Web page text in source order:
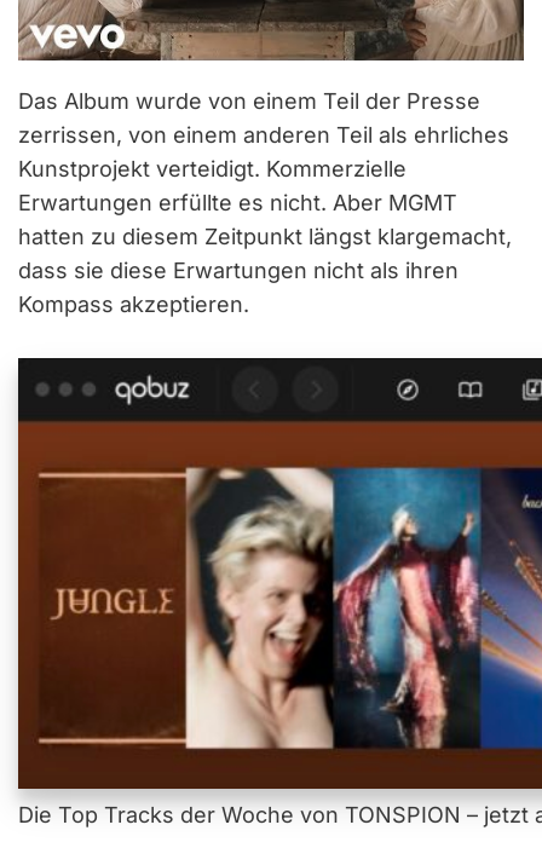
Das Album wurde von einem Teil der Presse
zerrissen, von einem anderen Teil als ehrliches
Kunstprojekt verteidigt. Kommerzielle
Erwartungen erfüllte es nicht. Aber MGMT
hatten zu diesem Zeitpunkt längst klargemacht,
dass sie diese Erwartungen nicht als ihren
Kompass akzeptieren.
Die Top Tracks der Woche von TONSPION –